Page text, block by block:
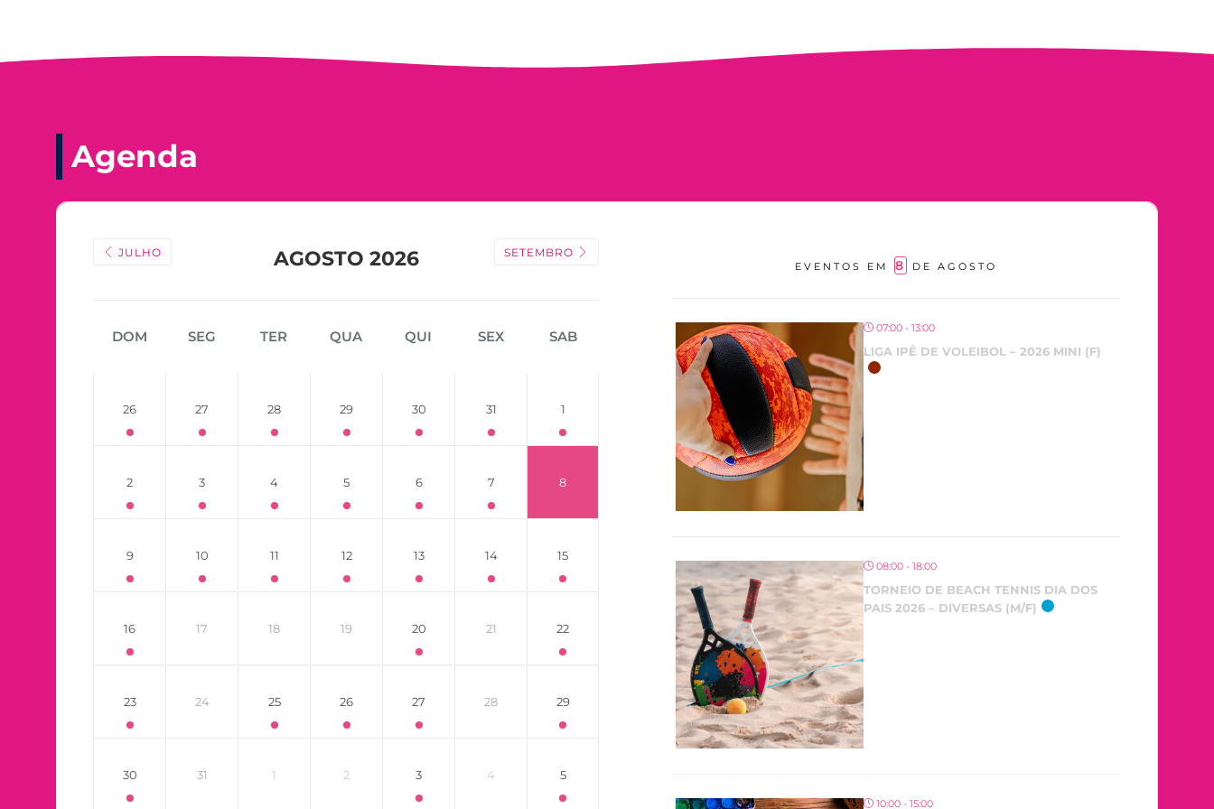
Agenda
JULHO AGOSTO 2026 SETEMBRO
DOM SEG TER QUA QUI SEX SAB
26 27 28 29 30 31 1
2 3 4 5 6 7 8
9 10 11 12 13 14 15
16 17 18 19 20 21 22
23 24 25 26 27 28 29
30 31 1 2 3 4 5
EVENTOS EM 8 DE AGOSTO
07:00 - 13:00
LIGA IPÊ DE VOLEIBOL – 2026 MINI (F)
08:00 - 18:00
TORNEIO DE BEACH TENNIS DIA DOS
PAIS 2026 – DIVERSAS (M/F)
10:00 - 15:00